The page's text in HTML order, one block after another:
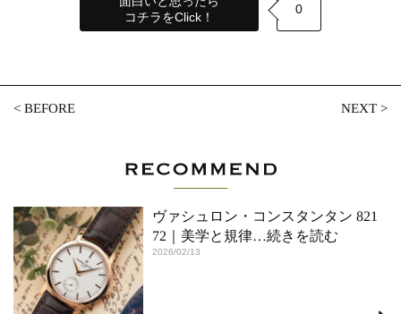
コチラをClick！
0
<BEFORE NEXT>
ヴァシュロン・コンスタンタン 821
72｜美学と規律…続きを読む
2026/02/13